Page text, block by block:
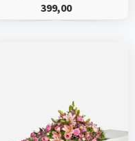
399,00